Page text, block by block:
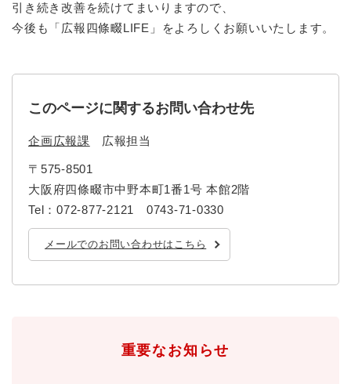
引き続き改善を続けてまいりますので、
今後も​
「広報四條畷LIFE​ 」をよろしくお願いいたします。
このページに関するお問い合わせ先
企画広報課 広報担当
〒575-8501
大阪府四條畷市中野本町1番1号 本館2階
Tel：072-877-2121 0743-71-0330
メールでのお問い合わせはこちら
重要なお知らせ